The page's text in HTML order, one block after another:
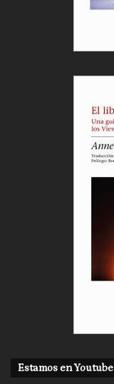
Estamos en Youtube